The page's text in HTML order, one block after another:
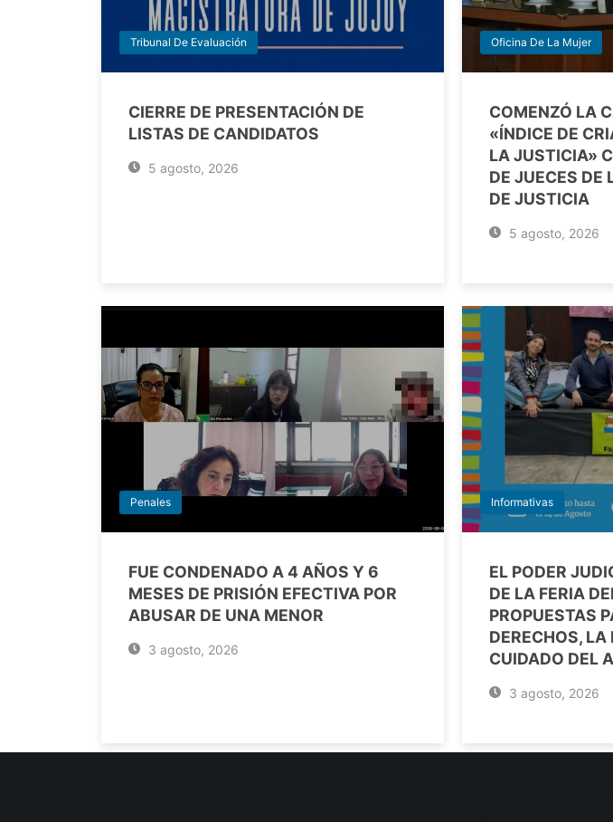
Tribunal De Evaluación
CIERRE DE PRESENTACIÓN DE
LISTAS DE CANDIDATOS
5 agosto, 2026
Oficina De La Mujer
COMENZÓ LA
«ÍNDICE DE
LA JUSTICIA»
DE JUECES DE
DE JUSTICIA
5 agosto, 2026
Penales
FUE CONDENADO A 4 AÑOS Y 6
MESES DE PRISIÓN EFECTIVA POR
ABUSAR DE UNA MENOR
3 agosto, 2026
Informativas
EL PODER
DE LA FERIA
PROPUESTAS
DERECHOS,
CUIDADO DEL
3 agosto, 2026